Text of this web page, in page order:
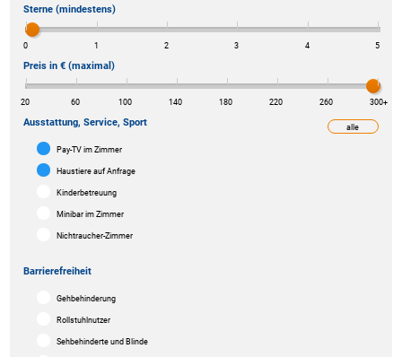
Sterne (mindestens)
0 1 2 3 4 5
Preis in € (maximal)
20 60 100 140 180 220 260 300+
alle
Ausstattung, Service, Sport
Pay-TV im Zimmer
Haustiere auf Anfrage
Kinderbetreuung
Minibar im Zimmer
Nichtraucher-Zimmer
Barrierefreiheit
Gehbehinderung
Rollstuhlnutzer
Sehbehinderte und Blinde